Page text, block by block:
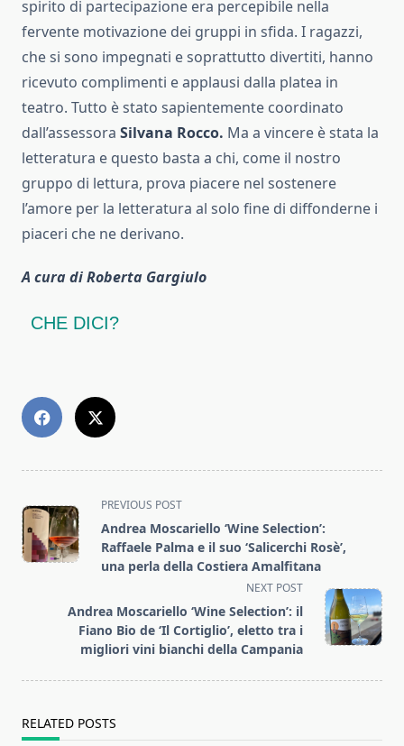
spirito di partecipazione era percepibile nella
fervente motivazione dei gruppi in sfida. I ragazzi,
che si sono impegnati e soprattutto divertiti, hanno
ricevuto complimenti e applausi dalla platea in
teatro. Tutto è stato sapientemente coordinato
dall’assessora Silvana Rocco. Ma a vincere è stata la
letteratura e questo basta a chi, come il nostro
gruppo di lettura, prova piacere nel sostenere
l’amore per la letteratura al solo fine di diffonderne i
piaceri che ne derivano.
A cura di Roberta Gargiulo
CHE DICI?
<span
class="nav-
subtitle
screen-
text">Page</span>
PREVIOUS POST
Andrea Moscariello ‘Wine Selection’:
Raffaele Palma e il suo ‘Salicerchi Rosè’,
una perla della Costiera Amalfitana
NEXT POST
Andrea Moscariello ‘Wine Selection’: il
Fiano Bio de ‘Il Cortiglio’, eletto tra i
migliori vini bianchi della Campania
RELATED POSTS